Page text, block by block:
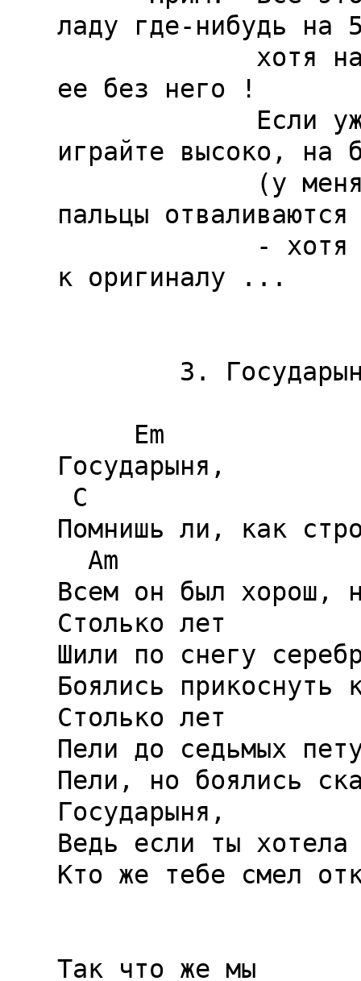
ладу где-нибудь на
ее без него !
играйте высоко, на
пальцы
к оригиналу ...
Государыня,
Помнишь ли, как
Всем он был хорош,
Столько лет
Шили по снегу
Боялись прикоснуть
Столько лет
Пели до седьмых
Пели, но боялись
Государыня,
Ведь если ты
Кто же тебе смел
Так что же мы